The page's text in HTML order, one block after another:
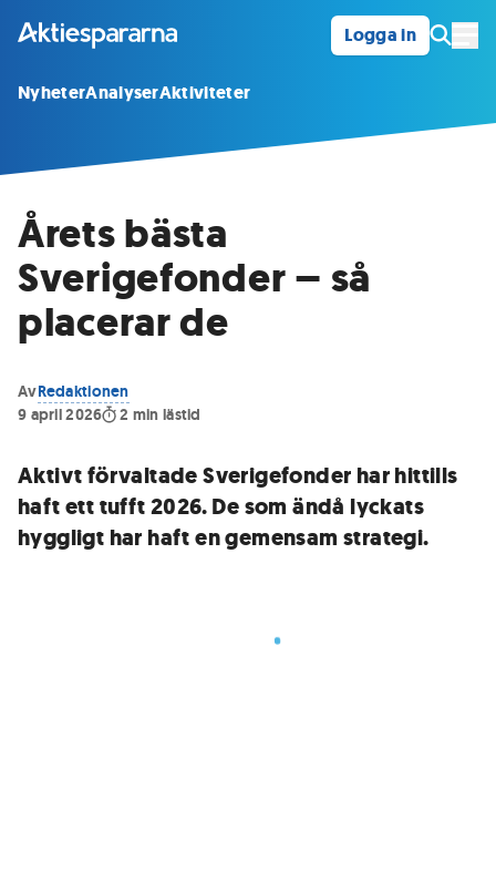
Logga in
NyheterAnalyserAktiviteter
Årets bästa
Sverigefonder – så
placerar de
AvRedaktionen
9 april 2026
2 min lästid
Aktivt förvaltade Sverigefonder har hittills
haft ett tufft 2026. De som ändå lyckats
hyggligt har haft en gemensam strategi.